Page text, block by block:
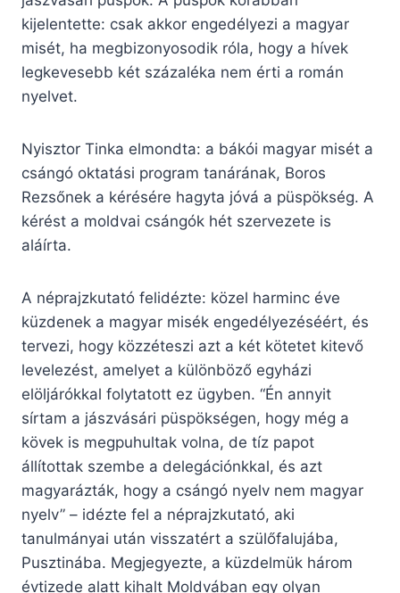
kijelentette: csak akkor engedélyezi a magyar
misét, ha megbizonyosodik róla, hogy a hívek
legkevesebb két százaléka nem érti a román
nyelvet.
Nyisztor Tinka elmondta: a bákói magyar misét a
csángó oktatási program tanárának, Boros
Rezsőnek a kérésére hagyta jóvá a püspökség. A
kérést a moldvai csángók hét szervezete is
aláírta.
A néprajzkutató felidézte: közel harminc éve
küzdenek a magyar misék engedélyezéséért, és
tervezi, hogy közzéteszi azt a két kötetet kitevő
levelezést, amelyet a különböző egyházi
elöljárókkal folytatott ez ügyben. “Én annyit
sírtam a jászvásári püspökségen, hogy még a
kövek is megpuhultak volna, de tíz papot
állítottak szembe a delegációnkkal, és azt
magyarázták, hogy a csángó nyelv nem magyar
nyelv” – idézte fel a néprajzkutató, aki
tanulmányai után visszatért a szülőfalujába,
Pusztinába. Megjegyezte, a küzdelmük három
évtizede alatt kihalt Moldvában egy olyan